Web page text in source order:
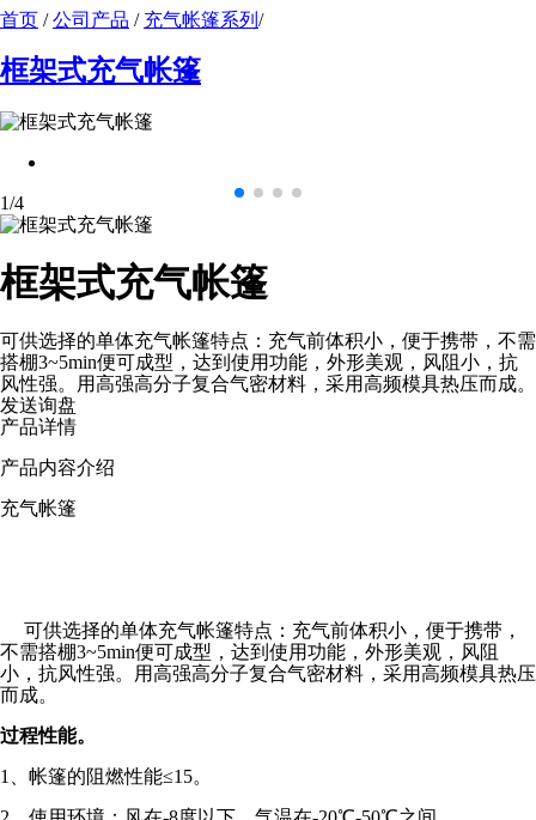
首页 /公司产品 / 充气帐篷系列 /
框架式充气帐篷
1/4
框架式充气帐篷
可供选择的单体充气帐篷特点：充气前体积小，便于携带，不需
搭棚3~5min便可成型，达到使用功能，外形美观，风阻小，抗
风性强。用高强高分子复合气密材料，采用高频模具热压而成。
发送询盘
产品详情
产品内容介绍
充气帐篷
可供选择的单体充气帐篷特点：充气前体积小，便于携带，
不需搭棚3~5min便可成型，达到使用功能，外形美观，风阻
小，抗风性强。用高强高分子复合气密材料，采用高频模具热压
而成。
过程性能。
1、帐篷的阻燃性能≤15。